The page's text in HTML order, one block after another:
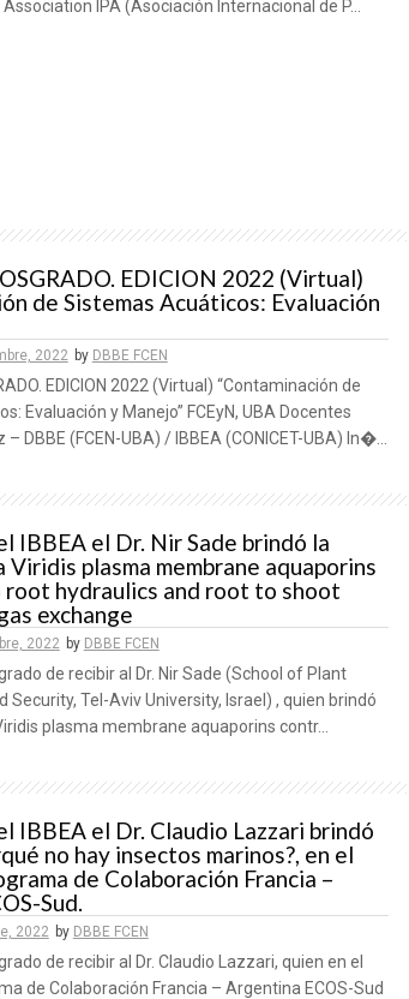
IPA (Asociación Internacional de P...
EDICION 2022 (Virtual)
de Sistemas Acuáticos: Evaluación
2022 by DBBE FCEN
EDICION 2022 (Virtual) “Contaminación de
Evaluación y Manejo” FCEyN, UBA Docentes
DBBE (FCEN-UBA) / IBBEA (CONICET-UBA) In�...
IBBEA el Dr. Nir Sade brindó la
Viridis plasma membrane aquaporins
hydraulics and root to shoot
exchange
2022 by DBBE FCEN
de recibir al Dr. Nir Sade (School of Plant
Security, Tel-Aviv University, Israel) , quien brindó
plasma membrane aquaporins contr...
IBBEA el Dr. Claudio Lazzari brindó
no hay insectos marinos?, en el
de Colaboración Francia –
Sud.
2022 by DBBE FCEN
de recibir al Dr. Claudio Lazzari, quien en el
de Colaboración Francia – Argentina ECOS-Sud